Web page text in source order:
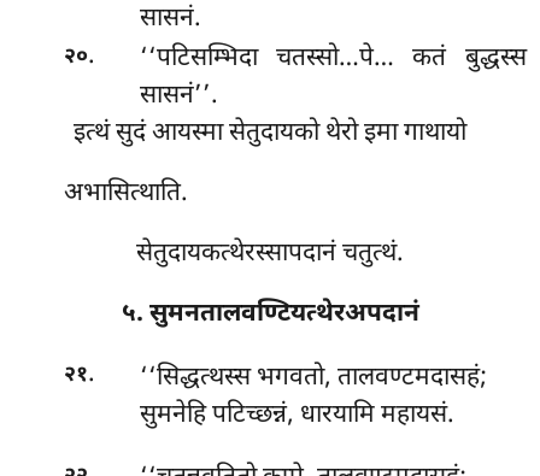
सासनं.
२०.
‘‘पटिसम्भिदा चतस्सो…पे… कतं बुद्धस्स
सासनं’’.
इत्थंसुदं आयस्मा सेतुदायको थेरो इमा गाथायो
अभासित्थाति.
सेतुदायकत्थेरस्सापदानं चतुत्थं.
५. सुमनतालवण्टियत्थेरअपदानं
२१. ‘‘सिद्धत्थस्सभगवतो, तालवण्टमदासहं;
सुमनेहि पटिच्छन्नं, धारयामि महायसं.